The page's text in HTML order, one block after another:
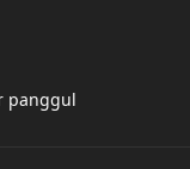
panggul